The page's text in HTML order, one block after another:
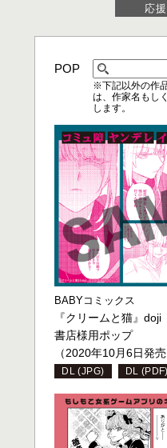
応
POP
※下記以外の作
は、作家名もし
します。
BABYコミックス
『クリームと猫』doji
書店様用ポップ
（2020年10月6日発売
DL (JPG) DL (PDF)